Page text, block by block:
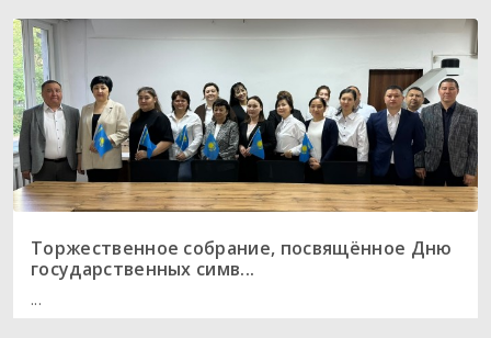
Торжественное собрание, посвящённое Дню
государственных симв...
...